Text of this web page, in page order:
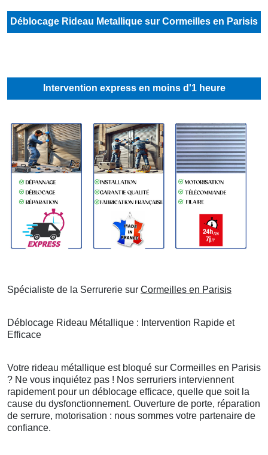
Déblocage Rideau Metallique sur Cormeilles en Parisis
Intervention express en moins d'1 heure
Spécialiste de la Serrurerie sur Cormeilles en Parisis
Déblocage Rideau Métallique : Intervention Rapide et
Efficace
Votre rideau métallique est bloqué sur Cormeilles en Parisis
? Ne vous inquiétez pas ! Nos serruriers interviennent
rapidement pour un déblocage efficace, quelle que soit la
cause du dysfonctionnement. Ouverture de porte, réparation
de serrure, motorisation : nous sommes votre partenaire de
confiance.